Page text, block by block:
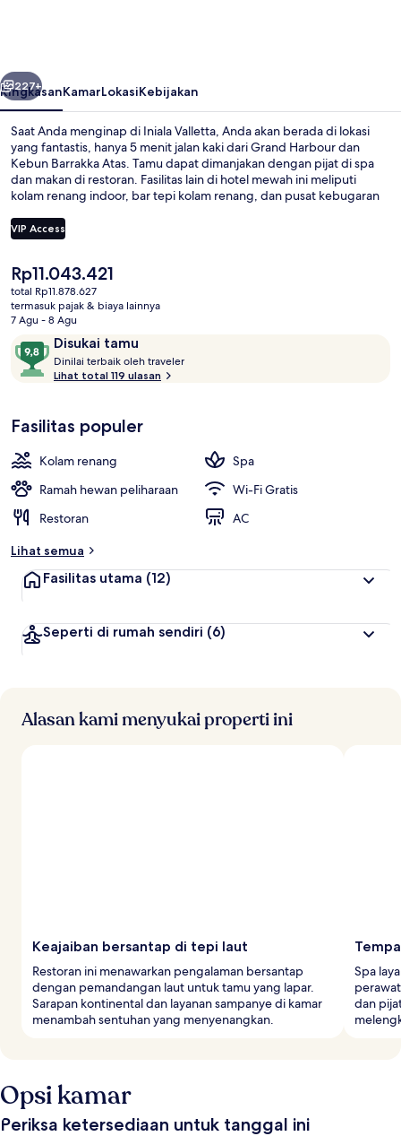
Berikutnya
227+
RingkasanKamarLokasiKebijakan
Saat Anda menginap di Iniala Valletta, Anda akan berada di lokasi
yang fantastis, hanya 5 menit jalan kaki dari Grand Harbour dan
Kebun Barrakka Atas. Tamu dapat dimanjakan dengan pijat di spa
dan makan di restoran. Fasilitas lain di hotel mewah ini meliputi
kolam renang indoor, bar tepi kolam renang, dan pusat kebugaran
VIP Access
Harga
saat
ini
Rp11.043.421
Rp11.043.421
total Rp11.878.627
termasuk pajak & biaya lainnya
7 Agu - 8 Agu
Ulasan Disukai tamu
9,8
dari
10,
tamu
Dinilai terbaik oleh traveler
i
l
r
a
Lihat total 119 ulasan
Fasilitas populer
Kolam renang
Spa
Ramah hewan peliharaan
Wi-Fi Gratis
Restoran
AC
Lihat semua
Fasilitas utama (12)
Seperti di rumah sendiri (6)
Alasan kami menyukai properti ini
Keajaiban bersantap di tepi laut
Restoran ini menawarkan pengalaman bersantap
dengan pemandangan laut untuk tamu yang lapar.
Sarapan kontinental dan layanan sampanye di kamar
menambah sentuhan yang menyenangkan.
Spa
dan
Opsi kamar
Periksa ketersediaan untuk tanggal ini